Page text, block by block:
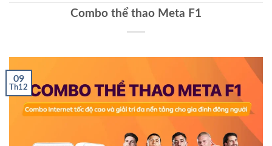
Combo thể thao Meta F1
09
Th12